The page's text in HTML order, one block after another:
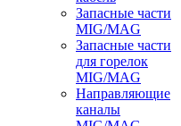
Запасные части
MIG/MAG
Запасные части
для горелок
MIG/MAG
Направляющие
каналы